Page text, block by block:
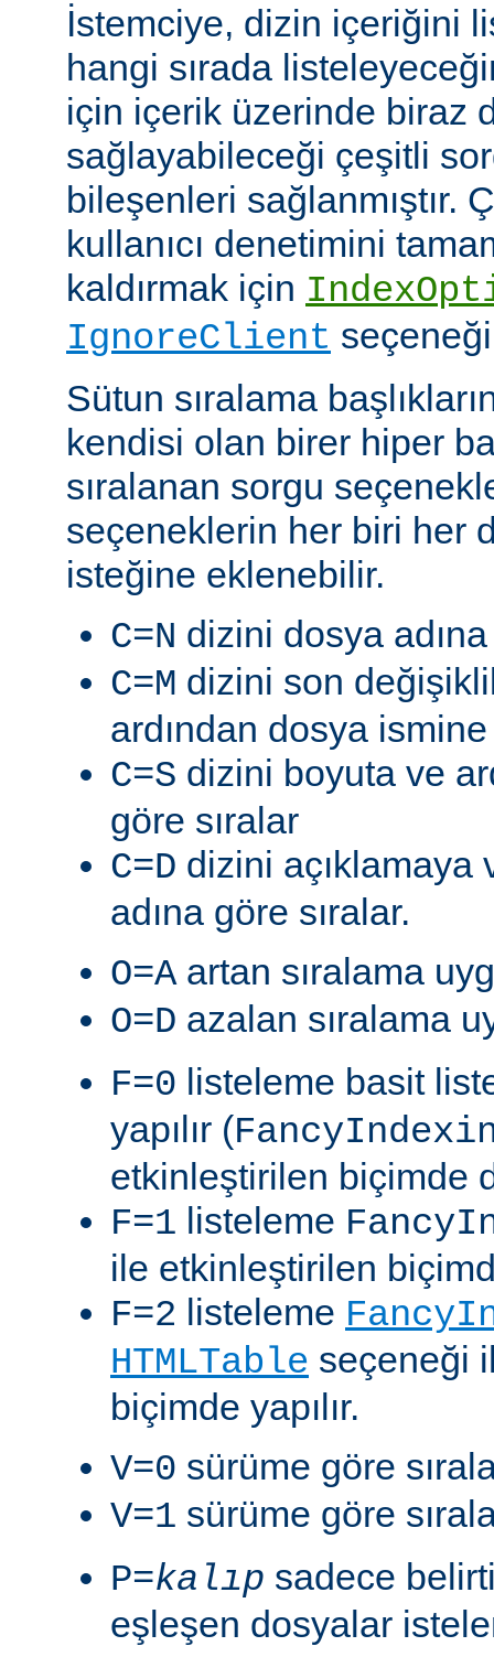
İstemciye, dizin içeriğini
hangi sırada
için içerik üzerinde biraz
sağlayabileceği çeşitli
bileşenleri sağlanmıştır.
kullanıcı denetimini
kaldırmak için
IgnoreClient
Sütun sıralama
kendisi olan birer hiper
sıralanan sorgu
seçeneklerin her biri her
isteğine eklenebilir.
C=N dizini dosya
C=M dizini son
ardından dosya
C=S dizini boyuta ve
göre sıralar
C=D dizini açıklamaya
adına göre sıralar.
O=A artan sıralama
O=D azalan sıralama
F=0 listeleme basit
yapılır (
etkinleştirilen biçimde
F=1 listeleme
ile etkinleştirilen
F=2 listeleme
HTMLTable seçeneği
biçimde yapılır.
V=0 sürüme göre
V=1 sürüme göre
P=kalıp sadece
eşleşen dosyalar